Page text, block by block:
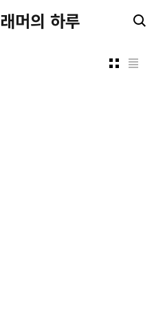
머의 하루